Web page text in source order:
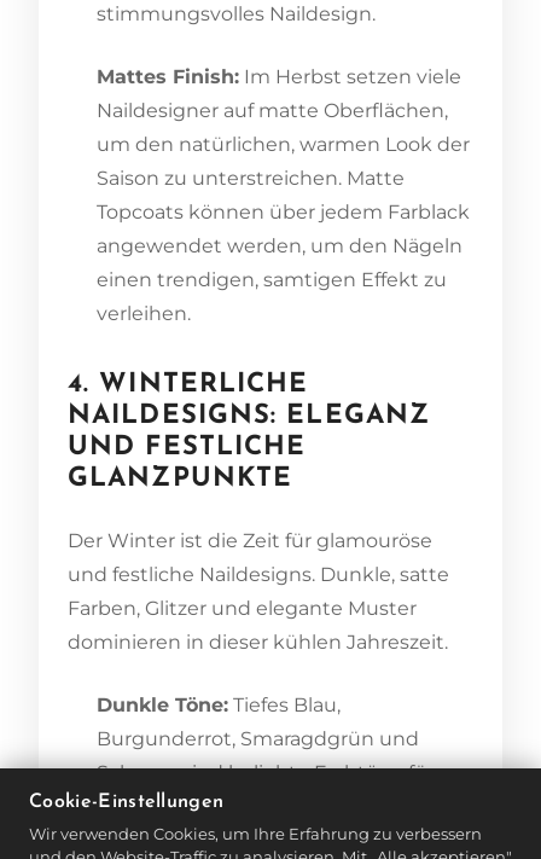
stimmungsvolles Naildesign.
Mattes Finish: Im Herbst setzen viele
Naildesigner auf matte Oberflächen,
um den natürlichen, warmen Look der
Saison zu unterstreichen. Matte
Topcoats können über jedem Farblack
angewendet werden, um den Nägeln
einen trendigen, samtigen Effekt zu
verleihen.
4. WINTERLICHE
NAILDESIGNS: ELEGANZ
UND FESTLICHE
GLANZPUNKTE
Der Winter ist die Zeit für glamouröse
und festliche Naildesigns. Dunkle, satte
Farben, Glitzer und elegante Muster
dominieren in dieser kühlen Jahreszeit.
Dunkle Töne: Tiefes Blau,
Burgunderrot, Smaragdgrün und
Schwarz sind beliebte Farbtöne für
den Winter. Diese Farben wirken
luxuriös und elegant, besonders in
Cookie-Einstellungen
Wir verwenden Cookies, um Ihre Erfahrung zu verbessern